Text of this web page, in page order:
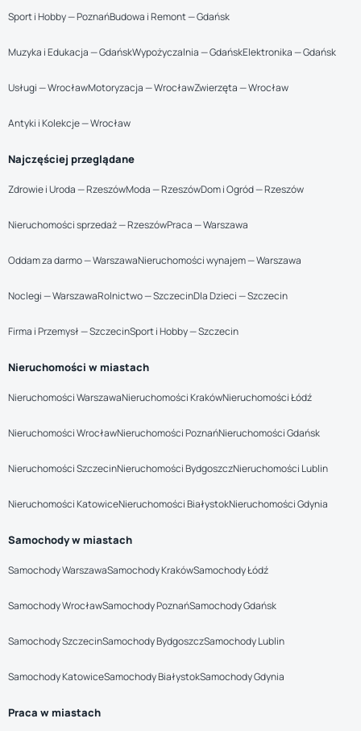
Sport i Hobby — PoznańBudowa i Remont — Gdańsk
Muzyka i Edukacja — GdańskWypożyczalnia — GdańskElektronika — Gdańsk
Usługi — WrocławMotoryzacja — WrocławZwierzęta — Wrocław
Antyki i Kolekcje — Wrocław
Najczęściej przeglądane
Zdrowie i Uroda — RzeszówModa — RzeszówDom i Ogród — Rzeszów
Nieruchomości sprzedaż — RzeszówPraca — Warszawa
Oddam za darmo — WarszawaNieruchomości wynajem — Warszawa
Noclegi — WarszawaRolnictwo — SzczecinDla Dzieci — Szczecin
Firma i Przemysł — SzczecinSport i Hobby — Szczecin
Nieruchomości w miastach
Nieruchomości WarszawaNieruchomości KrakówNieruchomości Łódź
Nieruchomości WrocławNieruchomości PoznańNieruchomości Gdańsk
Nieruchomości SzczecinNieruchomości BydgoszczNieruchomości Lublin
Nieruchomości KatowiceNieruchomości BiałystokNieruchomości Gdynia
Samochody w miastach
Samochody WarszawaSamochody KrakówSamochody Łódź
Samochody WrocławSamochody PoznańSamochody Gdańsk
Samochody SzczecinSamochody BydgoszczSamochody Lublin
Samochody KatowiceSamochody BiałystokSamochody Gdynia
Praca w miastach